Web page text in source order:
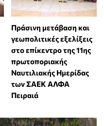
Πράσινη μετάβαση και
γεωπολιτικές εξελίξεις
στο επίκεντρο της 11ης
πρωτοποριακής
Ναυτιλιακής Ημερίδας
των ΣΑΕΚ ΑΛΦΑ
Πειραιά